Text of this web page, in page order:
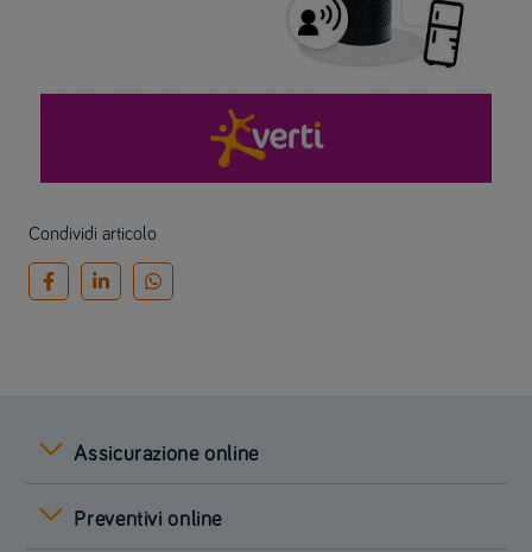
Condividi articolo
Assicurazione online
Preventivi online